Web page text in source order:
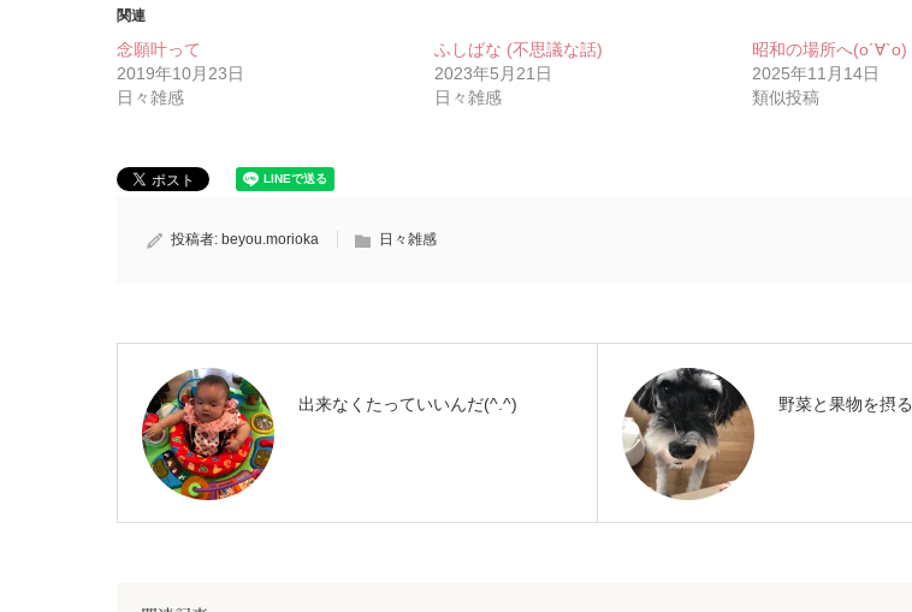
関連
念願叶って
2019年10月23日
日々雑感
ふしばな (不思議な話)
2023年5月21日
日々雑感
昭和の場所へ(о´∀`о)
2025年11月14日
類似投稿
投稿者: beyou.morioka 日々雑感
出来なくたっていいんだ(^.^) 野菜と果物を摂る